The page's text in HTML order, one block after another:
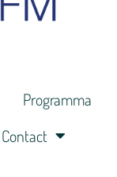
Programma
Contact